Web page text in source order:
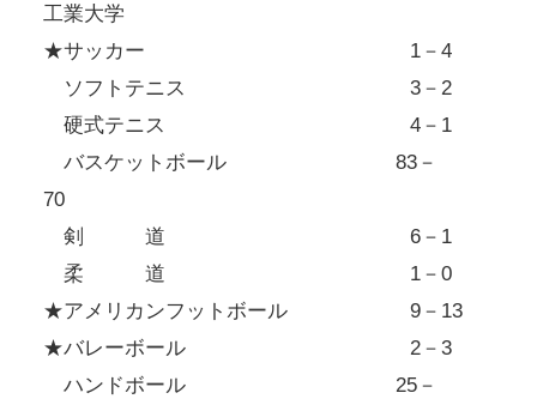
工業大学
★サッカー 1－4
ソフトテニス 3－2
硬式テニス 4－1
バスケットボール 83－
70
剣 道 6－1
柔 道 1－0
★アメリカンフットボール 9－13
★バレーボール 2－3
ハンドボール 25－